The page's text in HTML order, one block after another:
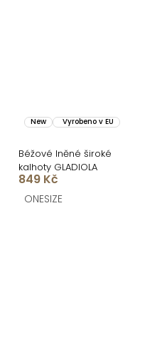
New Vyrobeno v EU
Béžové lněné široké
kalhoty GLADIOLA
849 Kč
ONESIZE